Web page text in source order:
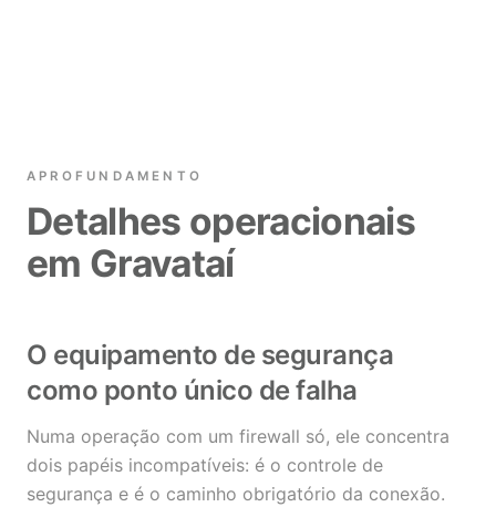
APROFUNDAMENTO
Detalhes operacionais
em Gravataí
O equipamento de segurança
como ponto único de falha
Numa operação com um firewall só, ele concentra
dois papéis incompatíveis: é o controle de
segurança e é o caminho obrigatório da conexão.